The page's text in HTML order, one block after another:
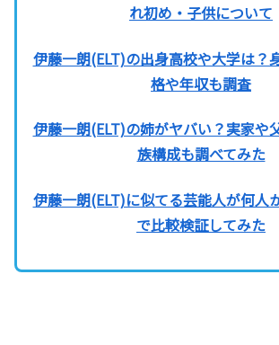
れ初め・子供について
伊藤一朗(ELT)の出身高校や大学は？
格や年収も調査
伊藤一朗(ELT)の姉がヤバい？実家や
族構成も調べてみた
伊藤一朗(ELT)に似てる芸能人が何人
で比較検証してみた